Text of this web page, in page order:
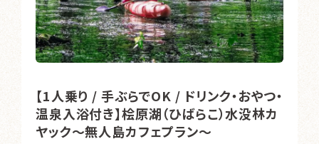
【1人乗り / 手ぶらでOK / ドリンク・おやつ・
温泉入浴付き】桧原湖（ひばらこ）水没林カ
ヤック～無人島カフェプラン～